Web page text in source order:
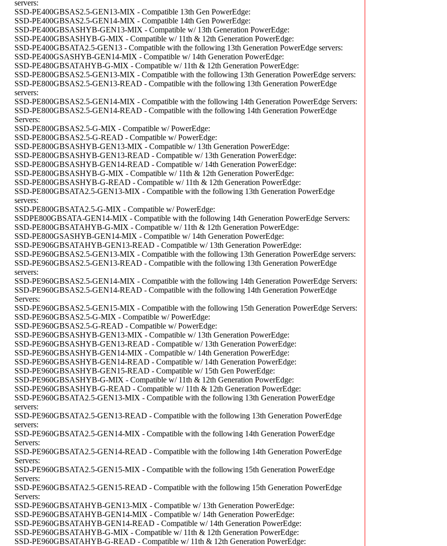
servers:
SSD-PE400GBSAS2.5-GEN13-MIX - Compatible 13th Gen PowerEdge:
SSD-PE400GBSAS2.5-GEN14-MIX - Compatible 14th Gen PowerEdge:
SSD-PE400GBSASHYB-GEN13-MIX - Compatible w/ 13th Generation PowerEdge:
SSD-PE400GBSASHYB-G-MIX - Compatible w/ 11th & 12th Generation PowerEdge:
SSD-PE400GBSATA2.5-GEN13 - Compatible with the following 13th Generation PowerEdge servers:
SSD-PE400GSASHYB-GEN14-MIX - Compatible w/ 14th Generation PowerEdge:
SSD-PE480GBSATAHYB-G-MIX - Compatible w/ 11th & 12th Generation PowerEdge:
SSD-PE800GBSAS2.5-GEN13-MIX - Compatible with the following 13th Generation PowerEdge servers:
SSD-PE800GBSAS2.5-GEN13-READ - Compatible with the following 13th Generation PowerEdge
servers:
SSD-PE800GBSAS2.5-GEN14-MIX - Compatible with the following 14th Generation PowerEdge Servers:
SSD-PE800GBSAS2.5-GEN14-READ - Compatible with the following 14th Generation PowerEdge
Servers:
SSD-PE800GBSAS2.5-G-MIX - Compatible w/ PowerEdge:
SSD-PE800GBSAS2.5-G-READ - Compatible w/ PowerEdge:
SSD-PE800GBSASHYB-GEN13-MIX - Compatible w/ 13th Generation PowerEdge:
SSD-PE800GBSASHYB-GEN13-READ - Compatible w/ 13th Generation PowerEdge:
SSD-PE800GBSASHYB-GEN14-READ - Compatible w/ 14th Generation PowerEdge:
SSD-PE800GBSASHYB-G-MIX - Compatible w/ 11th & 12th Generation PowerEdge:
SSD-PE800GBSASHYB-G-READ - Compatible w/ 11th & 12th Generation PowerEdge:
SSD-PE800GBSATA2.5-GEN13-MIX - Compatible with the following 13th Generation PowerEdge
servers:
SSD-PE800GBSATA2.5-G-MIX - Compatible w/ PowerEdge:
SSDPE800GBSATA-GEN14-MIX - Compatible with the following 14th Generation PowerEdge Servers:
SSD-PE800GBSATAHYB-G-MIX - Compatible w/ 11th & 12th Generation PowerEdge:
SSD-PE800GSASHYB-GEN14-MIX - Compatible w/ 14th Generation PowerEdge:
SSD-PE906GBSATAHYB-GEN13-READ - Compatible w/ 13th Generation PowerEdge:
SSD-PE960GBSAS2.5-GEN13-MIX - Compatible with the following 13th Generation PowerEdge servers:
SSD-PE960GBSAS2.5-GEN13-READ - Compatible with the following 13th Generation PowerEdge
servers:
SSD-PE960GBSAS2.5-GEN14-MIX - Compatible with the following 14th Generation PowerEdge Servers:
SSD-PE960GBSAS2.5-GEN14-READ - Compatible with the following 14th Generation PowerEdge
Servers:
SSD-PE960GBSAS2.5-GEN15-MIX - Compatible with the following 15th Generation PowerEdge Servers:
SSD-PE960GBSAS2.5-G-MIX - Compatible w/ PowerEdge:
SSD-PE960GBSAS2.5-G-READ - Compatible w/ PowerEdge:
SSD-PE960GBSASHYB-GEN13-MIX - Compatible w/ 13th Generation PowerEdge:
SSD-PE960GBSASHYB-GEN13-READ - Compatible w/ 13th Generation PowerEdge:
SSD-PE960GBSASHYB-GEN14-MIX - Compatible w/ 14th Generation PowerEdge:
SSD-PE960GBSASHYB-GEN14-READ - Compatible w/ 14th Generation PowerEdge:
SSD-PE960GBSASHYB-GEN15-READ - Compatible w/ 15th Gen PowerEdge:
SSD-PE960GBSASHYB-G-MIX - Compatible w/ 11th & 12th Generation PowerEdge:
SSD-PE960GBSASHYB-G-READ - Compatible w/ 11th & 12th Generation PowerEdge:
SSD-PE960GBSATA2.5-GEN13-MIX - Compatible with the following 13th Generation PowerEdge
servers:
SSD-PE960GBSATA2.5-GEN13-READ - Compatible with the following 13th Generation PowerEdge
servers:
SSD-PE960GBSATA2.5-GEN14-MIX - Compatible with the following 14th Generation PowerEdge
Servers:
SSD-PE960GBSATA2.5-GEN14-READ - Compatible with the following 14th Generation PowerEdge
Servers:
SSD-PE960GBSATA2.5-GEN15-MIX - Compatible with the following 15th Generation PowerEdge
Servers:
SSD-PE960GBSATA2.5-GEN15-READ - Compatible with the following 15th Generation PowerEdge
Servers:
SSD-PE960GBSATAHYB-GEN13-MIX - Compatible w/ 13th Generation PowerEdge:
SSD-PE960GBSATAHYB-GEN14-MIX - Compatible w/ 14th Generation PowerEdge:
SSD-PE960GBSATAHYB-GEN14-READ - Compatible w/ 14th Generation PowerEdge:
SSD-PE960GBSATAHYB-G-MIX - Compatible w/ 11th & 12th Generation PowerEdge:
SSD-PE960GBSATAHYB-G-READ - Compatible w/ 11th & 12th Generation PowerEdge: